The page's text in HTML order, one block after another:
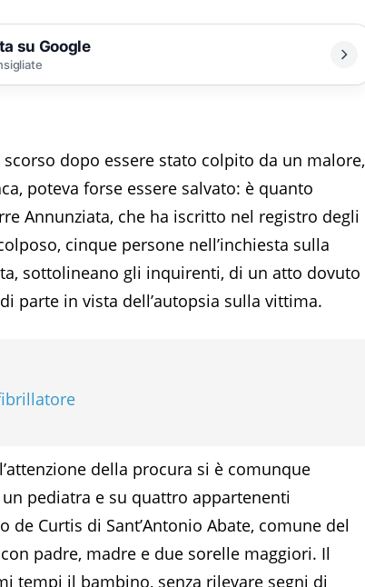
su Google
dopo essere stato colpito da un malore,
poteva forse essere salvato: è quanto
Annunziata, che ha iscritto nel registro degli
cinque persone nell’inchiesta sulla
sottolineano gli inquirenti, di un atto dovuto
parte in vista dell’autopsia sulla vittima.
della procura si è comunque
pediatra e su quattro appartenenti
de Curtis di Sant’Antonio Abate, comune del
padre, madre e due sorelle maggiori. Il
tempi il bambino, senza rilevare segni di